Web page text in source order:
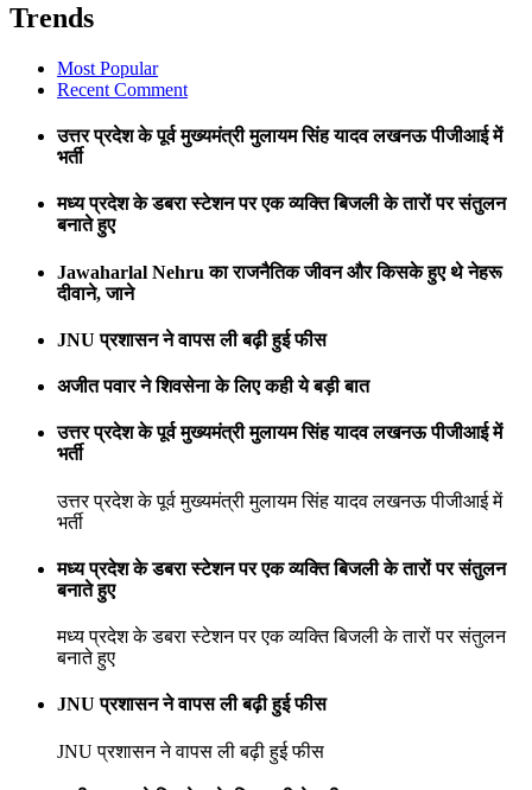
Trends
Most Popular
Recent Comment
उत्तर प्रदेश के पूर्व मुख्यमंत्री मुलायम सिंह यादव लखनऊ पीजीआई में
भर्ती
मध्य प्रदेश के डबरा स्टेशन पर एक व्यक्ति बिजली के तारों पर संतुलन
बनाते हुए
Jawaharlal Nehru का राजनैतिक जीवन और किसके हुए थे नेहरू
दीवाने, जाने
JNU प्रशासन ने वापस ली बढ़ी हुई फीस
अजीत पवार ने शिवसेना के लिए कही ये बड़ी बात
उत्तर प्रदेश के पूर्व मुख्यमंत्री मुलायम सिंह यादव लखनऊ पीजीआई में
भर्ती
उत्तर प्रदेश के पूर्व मुख्यमंत्री मुलायम सिंह यादव लखनऊ पीजीआई में
भर्ती
मध्य प्रदेश के डबरा स्टेशन पर एक व्यक्ति बिजली के तारों पर संतुलन
बनाते हुए
मध्य प्रदेश के डबरा स्टेशन पर एक व्यक्ति बिजली के तारों पर संतुलन
बनाते हुए
JNU प्रशासन ने वापस ली बढ़ी हुई फीस
JNU प्रशासन ने वापस ली बढ़ी हुई फीस